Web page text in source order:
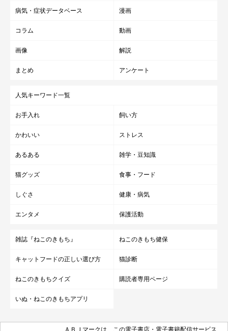
病気・症状データベース 漫画
コラム 動画
画像 解説
まとめ アンケート
人気キーワード一覧
お手入れ 飼い方
かわいい ストレス
あるある 雑学・豆知識
猫グッズ 食事・フード
しぐさ 健康・病気
エンタメ 保護活動
雑誌『ねこのきもち』 ねこのきもち健保
キャットフードの正しい選び方 猫診断
ねこのきもちクイズ 購読者専用ページ
いぬ・ねこのきもちアプリ
ＡＢＪマークは、この電子書店・電子書籍配信サービス